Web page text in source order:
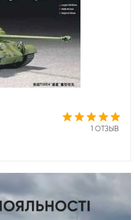
1 ОТЗЫВ